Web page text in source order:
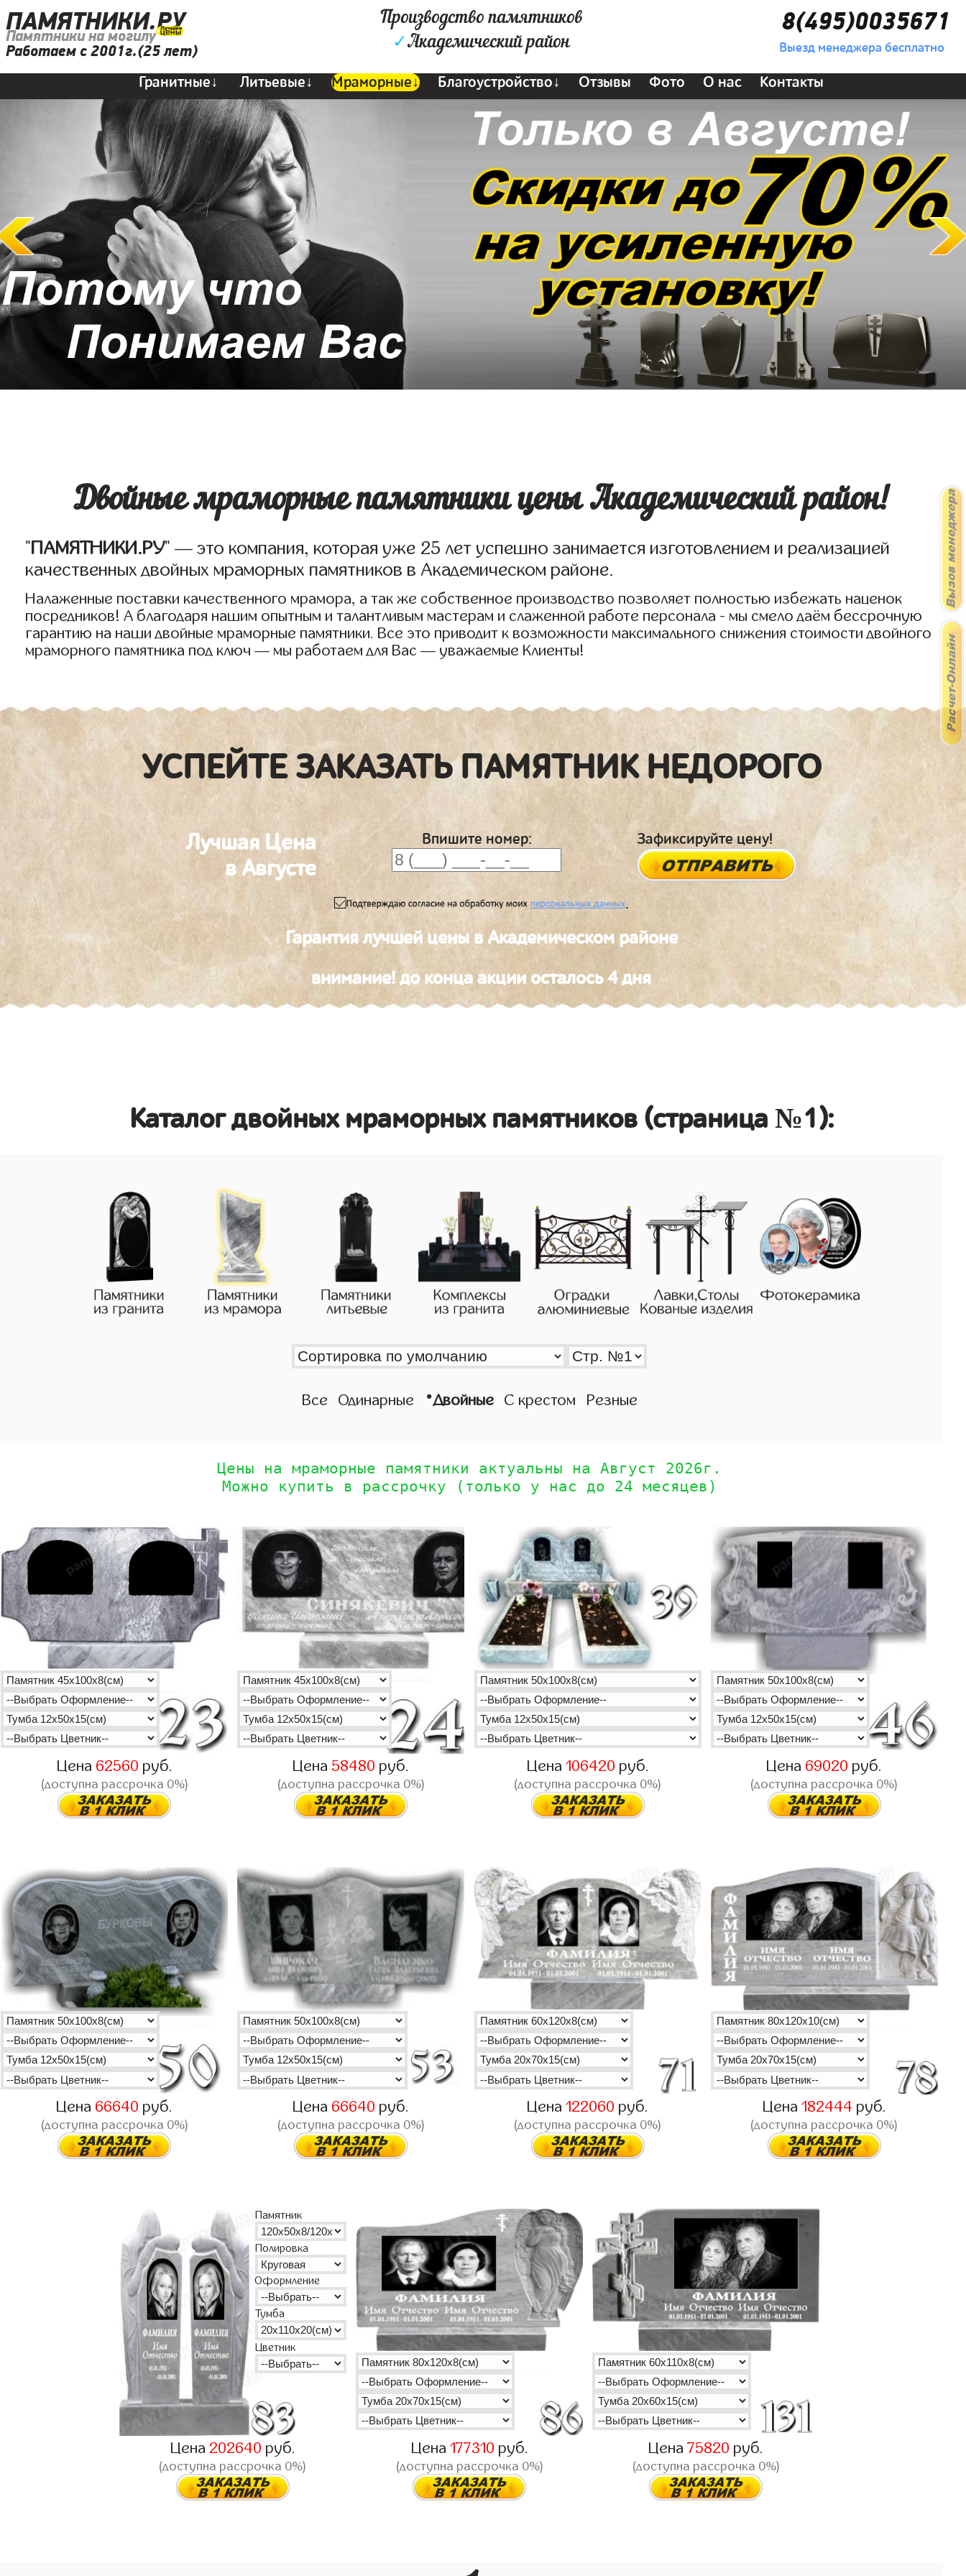
ПАМЯТНИКИ.РУ
Памятники на могилу
Работаем с 2001г.(25 лет)
Производство памятников
✓Академический район
8(495)0035671
Выезд менеджера бесплатно
Гранитные↓ Литьевые↓ Мраморные↓ Благоустройство↓ Отзывы Фото О нас Контакты
Двойные мраморные памятники цены Академический район!
"ПАМЯТНИКИ.РУ" — это компания, которая уже 25 лет успешно занимается изготовлением и реализацией
качественных двойных мраморных памятников в Академическом районе.
Налаженные поставки качественного мрамора, а так же собственное производство позволяет полностью избежать наценок
посредников! А благодаря нашим опытным и талантливым мастерам и слаженной работе персонала - мы смело даём бессрочную
гарантию на наши двойные мраморные памятники. Все это приводит к возможности максимального снижения стоимости двойного
мраморного памятника под ключ — мы работаем для Вас — уважаемые Клиенты!
УСПЕЙТЕ ЗАКАЗАТЬ ПАМЯТНИК НЕДОРОГО
Лучшая Цена
в Августе
Впишите номер: Зафиксируйте цену!
.
Гарантия лучшей цены в Академическом районе
внимание! до конца акции осталось 4 дня
Каталог двойных мраморных памятников (страница №1):
Все Одинарные •Двойные С крестом Резные
Цены на мраморные памятники актуальны на Август 2026г.
Можно купить в рассрочку (только у нас до 24 месяцев)
Цена 62560 руб.
(доступна рассрочка 0%)
Цена 58480 руб.
(доступна рассрочка 0%)
Цена 106420 руб.
(доступна рассрочка 0%)
Цена 69020 руб.
(доступна рассрочка 0%)
Цена 66640 руб.
(доступна рассрочка 0%)
Цена 66640 руб.
(доступна рассрочка 0%)
Цена122060 руб.
(доступна рассрочка 0%)
Цена 182444 руб.
(доступна рассрочка 0%)
Памятник
Полировка
Оформление
Тумба
Цветник
Цена 202640 руб.
(доступна рассрочка 0%)
Цена 177310 руб.
(доступна рассрочка 0%)
Цена75820 руб.
(доступна рассрочка 0%)